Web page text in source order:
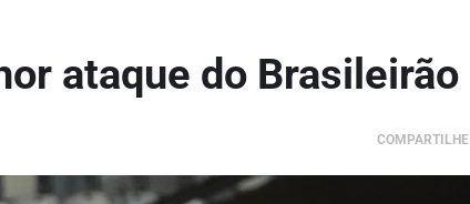
ataque do Brasileirão
COMPARTILHE